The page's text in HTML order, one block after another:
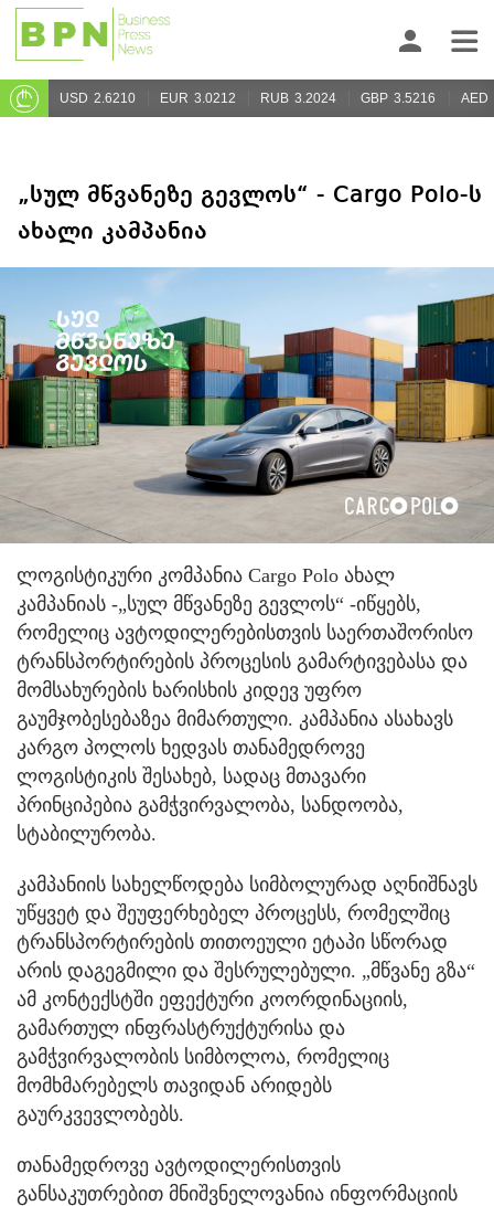
USD 2.6210 EUR 3.0212 RUB 3.2024 GBP 3.5216 AED
„სულ მწვანეზე გევლოს“ - Cargo Polo-ს
ახალი კამპანია
ლოგისტიკური კომპანია Cargo Polo ახალ
კამპანიას -„სულ მწვანეზე გევლოს“ -იწყებს,
რომელიც ავტოდილერებისთვის საერთაშორისო
ტრანსპორტირების პროცესის გამარტივებასა და
მომსახურების ხარისხის კიდევ უფრო
გაუმჯობესებაზეა მიმართული. კამპანია ასახავს
კარგო პოლოს ხედვას თანამედროვე
ლოგისტიკის შესახებ, სადაც მთავარი
პრინციპებია გამჭვირვალობა, სანდოობა,
სტაბილურობა.
კამპანიის სახელწოდება სიმბოლურად აღნიშნავს
უწყვეტ და შეუფერხებელ პროცესს, რომელშიც
ტრანსპორტირების თითოეული ეტაპი სწორად
არის დაგეგმილი და შესრულებული. „მწვანე გზა“
ამ კონტექსტში ეფექტური კოორდინაციის,
გამართულ ინფრასტრუქტურისა და
გამჭვირვალობის სიმბოლოა, რომელიც
მომხმარებელს თავიდან არიდებს
გაურკვევლობებს.
თანამედროვე ავტოდილერისთვის
განსაკუთრებით მნიშვნელოვანია ინფორმაციის